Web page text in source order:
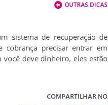
OUTRAS DICAS
sistema de recuperação de
cobrança precisar entrar em
deve dinheiro, eles estão
COMPARTILHAR NO